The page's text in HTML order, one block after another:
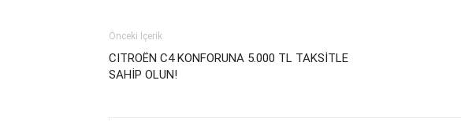
Önceki İçerik
CITROËN C4 KONFORUNA 5.000 TL TAKSİTLE
SAHİP OLUN!